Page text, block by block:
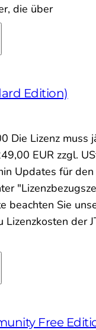
die über
Edition)
Die Lizenz muss
EUR zzgl.
Updates für den
beachten Sie
der
Free